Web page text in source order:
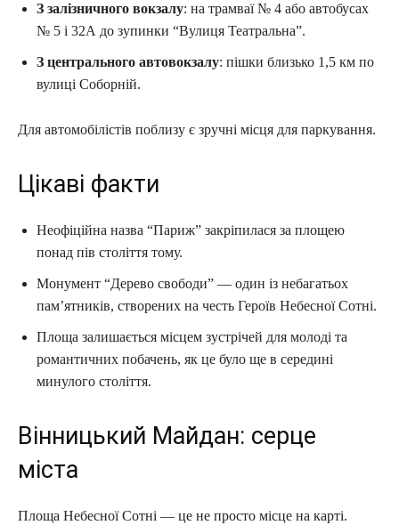
З залізничного вокзалу: на трамваї № 4 або автобусах
№ 5 і 32А до зупинки “Вулиця Театральна”.
З центрального автовокзалу: пішки близько 1,5 км по
вулиці Соборній.
Для автомобілістів поблизу є зручні місця для паркування.
Цікаві факти
Неофіційна назва “Париж” закріпилася за площею
понад пів століття тому.
Монумент “Дерево свободи” — один із небагатьох
пам’ятників, створених на честь Героїв Небесної Сотні.
Площа залишається місцем зустрічей для молоді та
романтичних побачень, як це було ще в середині
минулого століття.
Вінницький Майдан: серце
міста
Площа Небесної Сотні — це не просто місце на карті.